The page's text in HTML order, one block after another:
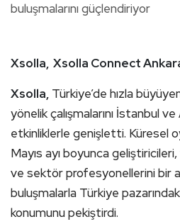
Xsolla, Xsolla Connect
Xsolla, Türkiye’de hızla
yönelik çalışmalarını İstanbul
etkinliklerle genişletti. Küresel
Mayıs ayı boyunca geliştiricileri,
ve sektör profesyonellerini bir
buluşmalarla Türkiye
konumunu pekiştirdi.